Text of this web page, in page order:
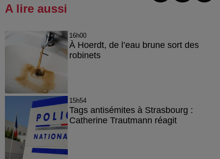
A lire aussi
16h00
À Hoerdt, de l’eau brune sort des
robinets
15h54
Tags antisémites à Strasbourg :
Catherine Trautmann réagit